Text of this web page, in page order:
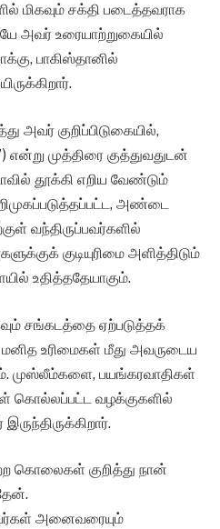
மிகவும் சக்தி படைத்தவராக
அவர் உரையாற்றுகையில்
பாகிஸ்தானில்
அவர் குறிப்பிடுகையில்,
முத்திரை குத்துவதுடன்
தூக்கி எறிய வேண்டும்
அண்டை
வந்திருப்பவர்களில்
குடியுரிமை அளித்திடும்
உதித்ததேயாகும்.
சங்கடத்தை ஏற்படுத்தக்
உரிமைகள் மீது அவருடைய
முஸ்லீம்களை, பயங்கரவாதிகள்
கொல்லப்பட்ட வழக்குகளில்
கொலைகள் குறித்து நான்
அனைவரையும்